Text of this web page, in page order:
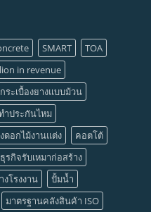
SMART
TOA
in revenue
กระเบื้องยางแบบม้วน
ำประกันไหม
ดอกไม้งานแต่ง
คอตโต้
ธุรกิจรับเหมาก่อสร้าง
โรงงาน
ปั้มน้ำ
มาตรฐานคลังสินค้า ISO